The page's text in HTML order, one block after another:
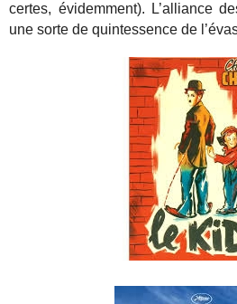
certes, évidemment). L’alliance
une sorte de quintessence de